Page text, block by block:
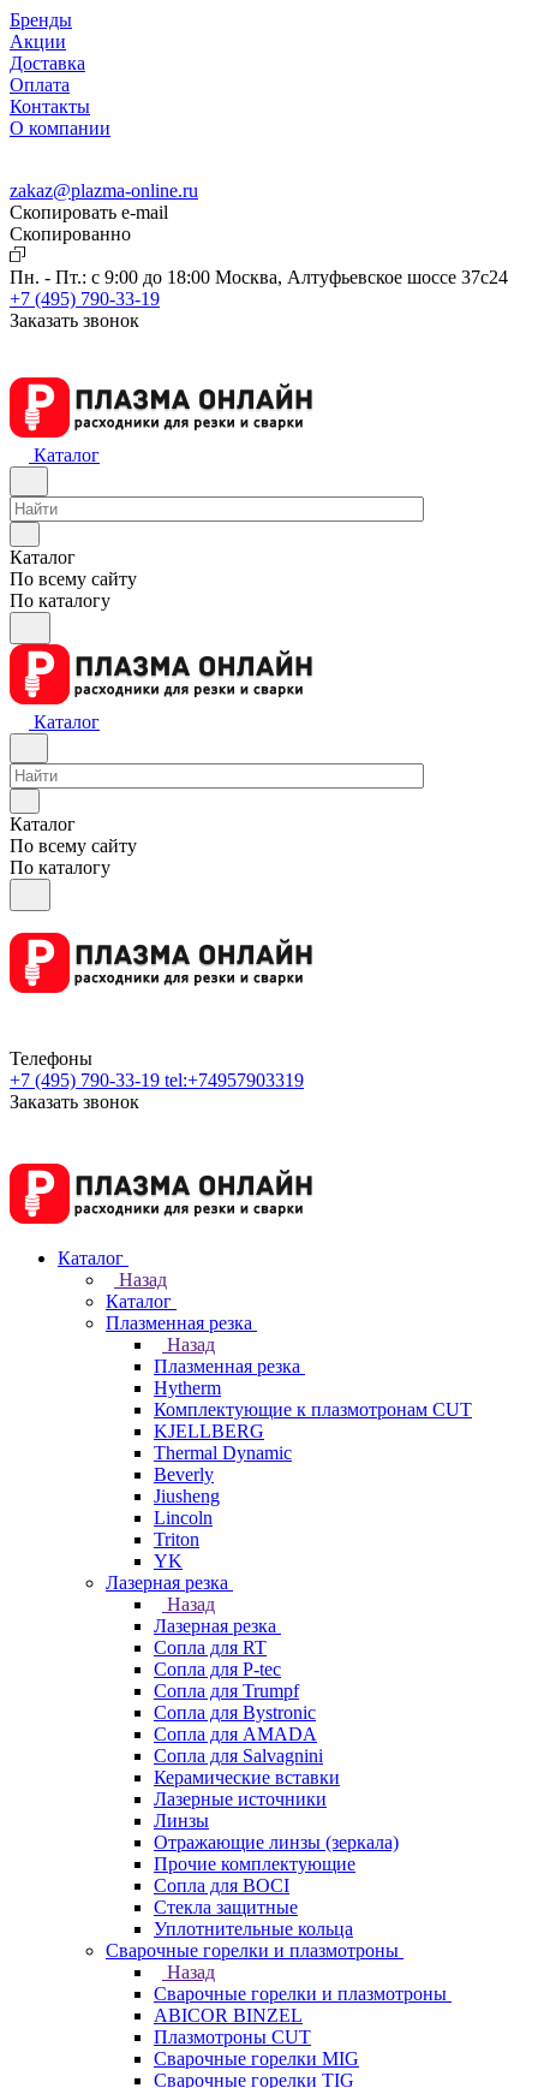
Бренды
Акции
Доставка
Оплата
Контакты
О компании
zakaz@plazma-online.ru
Скопировать e-mail
Cкопированно
Пн. - Пт.: с 9:00 до 18:00 Москва, Алтуфьевское шоссе 37с24
+7 (495) 790-33-19
Заказать звонок
Каталог
Каталог
По всему сайту
По каталогу
Каталог
Каталог
По всему сайту
По каталогу
Телефоны
+7 (495) 790-33-19 tel:+74957903319
Заказать звонок
Каталог
Назад
Каталог
Плазменная резка
Назад
Плазменная резка
Hytherm
Комплектующие к плазмотронам CUT
KJELLBERG
Thermal Dynamic
Beverly
Jiusheng
Lincoln
Triton
YK
Лазерная резка
Назад
Лазерная резка
Сопла для RT
Сопла для P-tec
Сопла для Trumpf
Сопла для Bystronic
Сопла для AMADA
Сопла для Salvagnini
Керамические вставки
Лазерные источники
Линзы
Отражающие линзы (зеркала)
Прочие комплектующие
Сопла для BOCI
Стекла защитные
Уплотнительные кольца
Сварочные горелки и плазмотроны
Назад
Сварочные горелки и плазмотроны
ABICOR BINZEL
Плазмотроны CUT
Сварочные горелки MIG
Сварочные горелки TIG